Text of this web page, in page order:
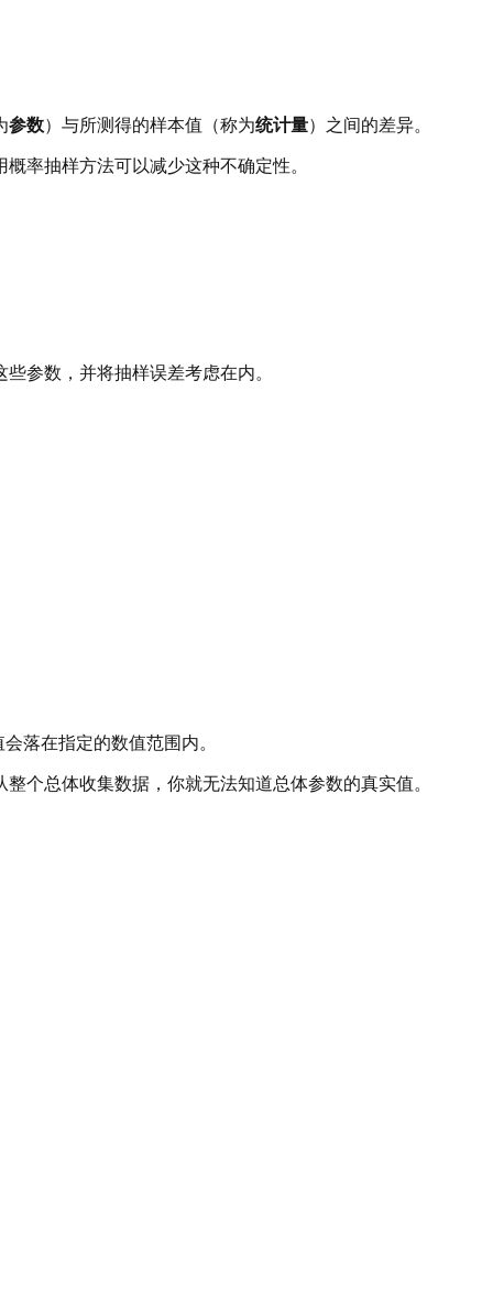
参数）与所测得的样本值（称为统计量）之间的差异。
率抽样方法可以减少这种不确定性。
参数，并将抽样误差考虑在内。
落在指定的数值范围内。
个总体收集数据，你就无法知道总体参数的真实值。